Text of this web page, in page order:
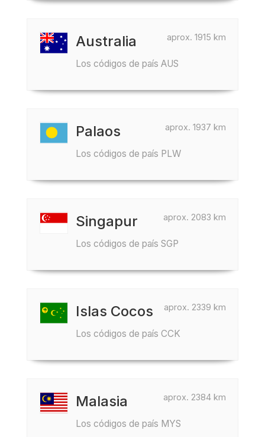
aprox. 1915 km
Australia
Los códigos de país AUS
aprox. 1937 km
Palaos
Los códigos de país PLW
aprox. 2083 km
Singapur
Los códigos de país SGP
aprox. 2339 km
Islas Cocos
Los códigos de país CCK
aprox. 2384 km
Malasia
Los códigos de país MYS